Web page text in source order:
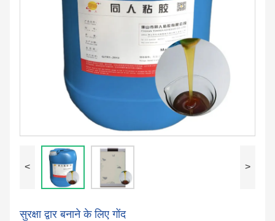
< >
सुरक्षा द्वार बनाने के लिए गोंद